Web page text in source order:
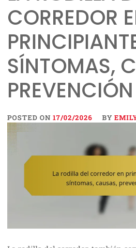
CORREDOR
SÍNTOMAS,
PREVENCIÓN
POSTED ON 17/02/2026 BY